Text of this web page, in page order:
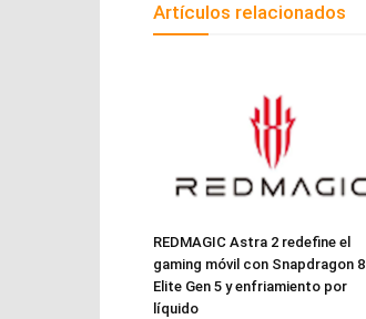
Artículos relacionados
REDMAGIC Astra 2 redefine el
gaming móvil con Snapdragon 8
Elite Gen 5 y enfriamiento por
líquido